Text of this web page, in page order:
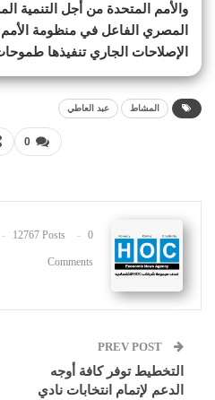
المصري الفاعل في منظومة
الإصلاحات الجاري تنفيذها
المشاط عبد العاطي
0
12767 Posts 0
Comments
التخطيط توفر كافة أوجه
الدعم لإتمام انتخابات نادي